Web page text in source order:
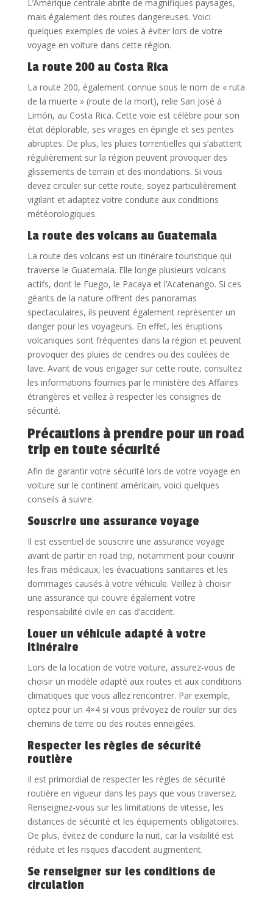
L’Amérique centrale abrite de magnifiques paysages,
mais également des routes dangereuses. Voici
quelques exemples de voies à éviter lors de votre
voyage en voiture dans cette région.
La route 200 au Costa Rica
La route 200, également connue sous le nom de « ruta
de la muerte » (route de la mort), relie San José à
Limón, au Costa Rica. Cette voie est célèbre pour son
état déplorable, ses virages en épingle et ses pentes
abruptes. De plus, les pluies torrentielles qui s’abattent
régulièrement sur la région peuvent provoquer des
glissements de terrain et des inondations. Si vous
devez circuler sur cette route, soyez particulièrement
vigilant et adaptez votre conduite aux conditions
météorologiques.
La route des volcans au Guatemala
La route des volcans est un itinéraire touristique qui
traverse le Guatemala. Elle longe plusieurs volcans
actifs, dont le Fuego, le Pacaya et l’Acatenango. Si ces
géants de la nature offrent des panoramas
spectaculaires, ils peuvent également représenter un
danger pour les voyageurs. En effet, les éruptions
volcaniques sont fréquentes dans la région et peuvent
provoquer des pluies de cendres ou des coulées de
lave. Avant de vous engager sur cette route, consultez
les informations fournies par le ministère des Affaires
étrangères et veillez à respecter les consignes de
sécurité.
Précautions à prendre pour un road
trip en toute sécurité
Afin de garantir votre sécurité lors de votre voyage en
voiture sur le continent américain, voici quelques
conseils à suivre.
Souscrire une assurance voyage
Il est essentiel de souscrire une assurance voyage
avant de partir en road trip, notamment pour couvrir
les frais médicaux, les évacuations sanitaires et les
dommages causés à votre véhicule. Veillez à choisir
une assurance qui couvre également votre
responsabilité civile en cas d’accident.
Louer un véhicule adapté à votre
itinéraire
Lors de la location de votre voiture, assurez-vous de
choisir un modèle adapté aux routes et aux conditions
climatiques que vous allez rencontrer. Par exemple,
optez pour un 4×4 si vous prévoyez de rouler sur des
chemins de terre ou des routes enneigées.
Respecter les règles de sécurité
routière
Il est primordial de respecter les règles de sécurité
routière en vigueur dans les pays que vous traversez.
Renseignez-vous sur les limitations de vitesse, les
distances de sécurité et les équipements obligatoires.
De plus, évitez de conduire la nuit, car la visibilité est
réduite et les risques d’accident augmentent.
Se renseigner sur les conditions de
circulation